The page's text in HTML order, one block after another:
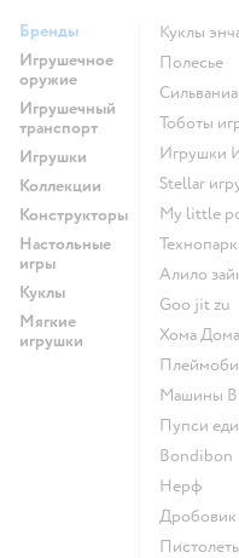
Бренды
Игрушечное
оружие
Игрушечный
транспорт
Игрушки
Коллекции
Конструкторы
Настольные
игры
Куклы
Мягкие
игрушки
Куклы
Полесье
Тоботы
Stellar
my little
Алило
Goo jit zu
Хома Дома
Машины
Пупси
Bondibon
Нерф